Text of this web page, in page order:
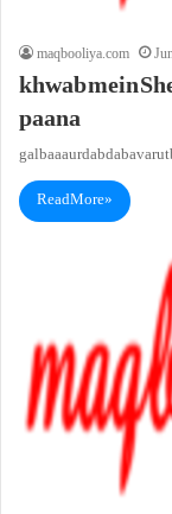
maqbooliya.com
khwab mein
paana
galbaa aur dabdaba va
Read More »